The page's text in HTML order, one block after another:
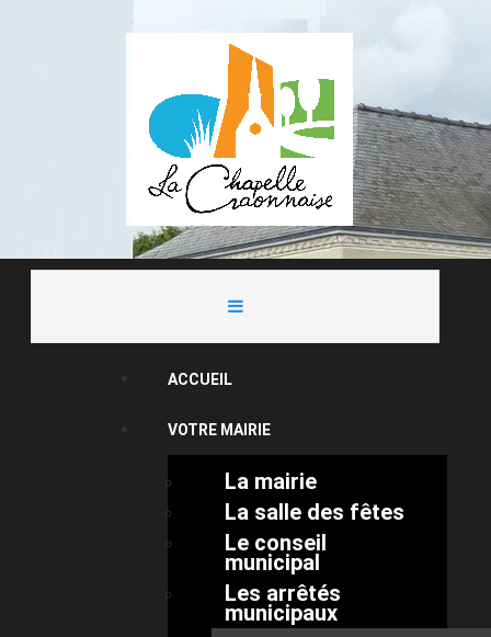
ACCUEIL
VOTRE MAIRIE
La mairie
La salle des fêtes
Le conseil
municipal
Les arrêtés
municipaux